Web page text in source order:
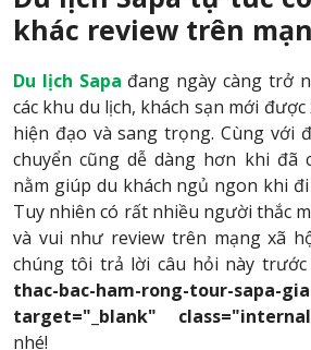
khác review trên
Du lịch Sapa đang ngày càng trở
các khu du lịch, khách sạn mới
hiện đạo và sang trọng. Cùng với
chuyển cũng dễ dàng hơn khi đã
nằm giúp du khách ngủ ngon khi
Tuy nhiên có rất nhiều người thắc
và vui như review trên mạng xã
chúng tôi trả lời câu hỏi này
thac-bac-ham-rong-tour-sapa-
target="_blank"
nhé!